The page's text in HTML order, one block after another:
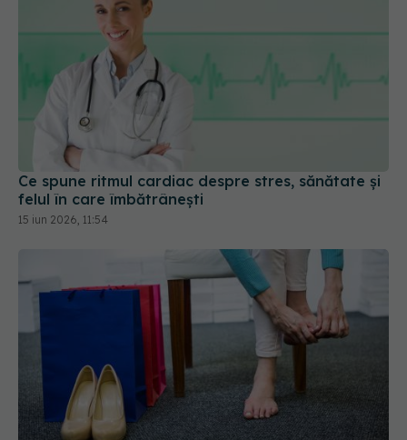
Ce spune ritmul cardiac despre stres, sănătate și
felul în care îmbătrânești
15 iun 2026, 11:54
Picioarele "grele", un semnal ignorat prea des
19 feb 2026, 12:25